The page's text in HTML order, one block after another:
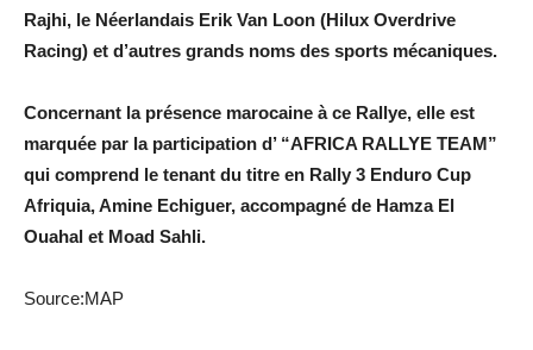
Rajhi, le Néerlandais Erik Van Loon (Hilux Overdrive
Racing) et d’autres grands noms des sports mécaniques.
Concernant la présence marocaine à ce Rallye, elle est
marquée par la participation d’ “AFRICA RALLYE TEAM”
qui comprend le tenant du titre en Rally 3 Enduro Cup
Afriquia, Amine Echiguer, accompagné de Hamza El
Ouahal et Moad Sahli.
Source:MAP